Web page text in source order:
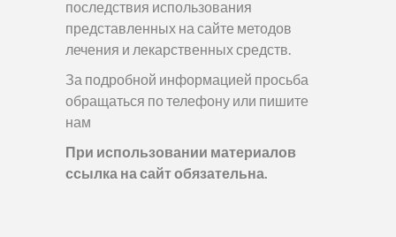
последствия использования
представленных на сайте методов
лечения и лекарственных средств.
За подробной информацией просьба
обращаться по телефону или пишите
нам
При использовании материалов
ссылка на сайт обязательна.